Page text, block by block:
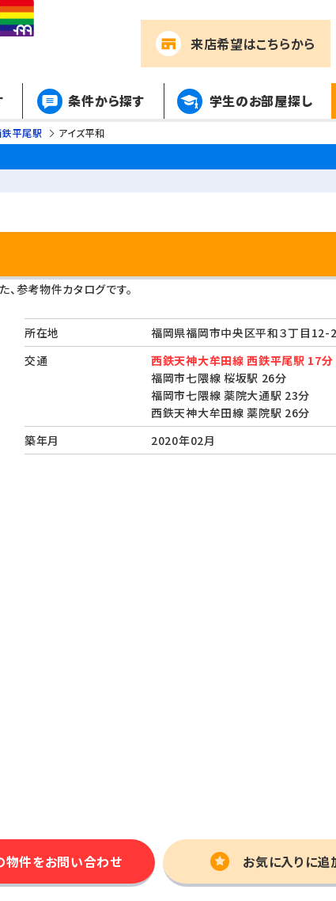
来店希望はこちらから
条件から探す 学生のお部屋探し
平尾駅 アイズ平和
参考物件カタログです。
所在地
福岡県福岡市中央区平和３丁
交通
西鉄天神大牟田線 西鉄平尾駅 17分
福岡市七隈線 桜坂駅 26分
福岡市七隈線 薬院大通駅 23分
西鉄天神大牟田線 薬院駅 26分
築年月
2020年02月
物件をお問い合わせ お気に入りに追